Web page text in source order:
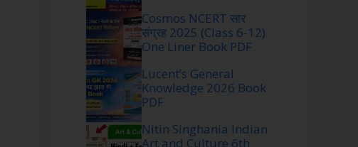
Cosmos NCERT सार
संग्रह 2025 (Class 6-12)
One Liner Book PDF
Lucent’s General
Knowledge 2026 Book
PDF
Nitin Singhania Indian
Art and Culture 6th